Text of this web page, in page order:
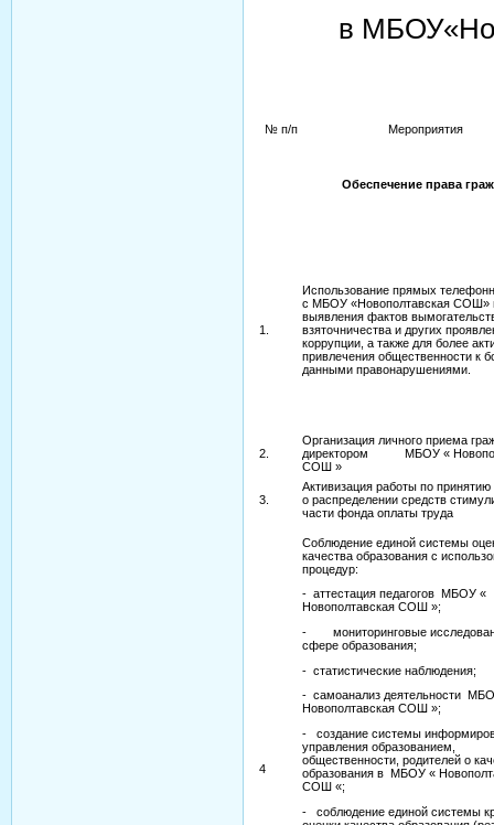
в
№ п/п Мероприятия
Обеспечение права
1.
Использование прямых
с МБОУ «Новополтавская СОШ»
выявления фактов
взяточничества и других
коррупции, а также для более
привлечения общественности к
данными правонарушениями.
2.
Организация личного приема
директором МБОУ «
СОШ »
3.
Активизация работы по
о распределении средств
части фонда оплаты труда
4
Соблюдение единой системы
качества образования с
процедур:
- аттестация педагогов МБОУ «
Новополтавская СОШ »;
- мониторинговые
сфере образования;
- статистические наблюдения;
- самоанализ деятельности
Новополтавская СОШ »;
- создание системы
управления образованием,
общественности, родителей о
образования в МБОУ «
СОШ «;
- соблюдение единой системы